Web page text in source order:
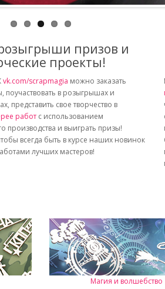
призов и
проекты!
vk.com/scrapmagia можно заказать
в розыгрышах и
представить свое творчество в
работ с использованием
производства и выиграть призы!
всегда быть в курсе наших новинок
лучших мастеров!
Магия и волшебство